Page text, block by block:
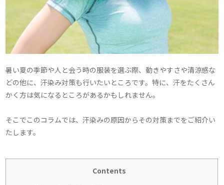
暑い夏の季節や人と会う時の服装を選ぶ際、動きやすさや清涼感な
どの他に、汗染み対策も行いたいところです。特に、汗をたくさん
かく方は気になるところがあるかもしれません。
そこでこのコラムでは、汗染みの原因からその対策までをご紹介い
たします。
Contents